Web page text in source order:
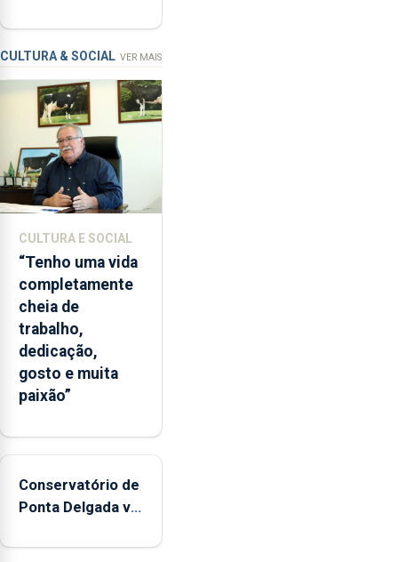
condições
de
ensino
instituição
requalificação
CULTURA & SOCIAL VER MAIS
CULTURA E SOCIAL
“Tenho uma vida
completamente
cheia de
trabalho,
dedicação,
gosto e muita
paixão”
Conservatório de
Ponta Delgada vai
novos